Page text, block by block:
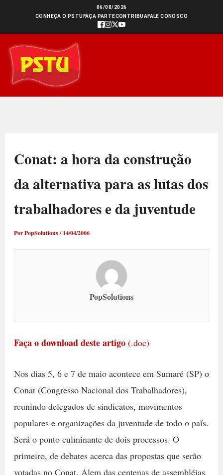
conteúdo
06/08/2026
CONHEÇA O PSTU FAÇA PARTECONTRIBUAFALE CONOSCO
Conat: a hora da construção
da alternativa para as lutas dos
trabalhadores e da juventude
PorPopSolutions/14/04/2006
PopSolutions
Faça o download deste artigo(.doc)
Nos dias 5, 6 e 7 de maio acontece em Sumaré (SP) o
Conat (Congresso Nacional dos Trabalhadores),
reunindo delegados de sindicatos, movimentos
populares e organizações da juventude de todo o país.
Será o ponto culminante de dois processos. O
primeiro, de debates acerca das propostas que serão
votadas no Conat. Alem das centenas de assembléias